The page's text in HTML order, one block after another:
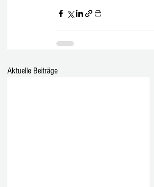
Aktuelle Beiträge